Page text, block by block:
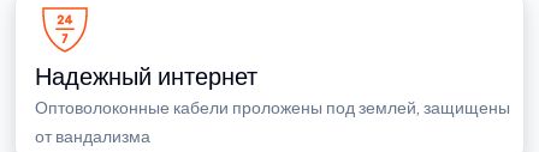
Надежный интернет
Оптоволоконные кабели проложены под землей, защищены
от вандализма